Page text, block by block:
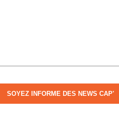
SOYEZ INFORME DES NEWS CAP'